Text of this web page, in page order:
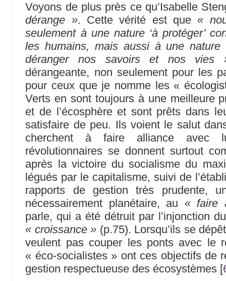
Voyons de plus près ce qu’Isabelle
dérange ». Cette vérité est que «
seulement à une nature ‘à protéger’
les humains, mais aussi à une
déranger nos savoirs et nos vies
dérangeante, non seulement pour les
pour ceux que je nomme les «
Verts en sont toujours à une meilleure
et de l’écosphère et sont prêts dans
satisfaire de peu. Ils voient le salut
cherchent à faire alliance avec
révolutionnaires se donnent surtout
après la victoire du socialisme du
légués par le capitalisme, suivi de
rapports de gestion très prudente,
nécessairement planétaire, au « faire
parle, qui a été détruit par l’injonction
« croissance » (p.75). Lorsqu’ils se
veulent pas couper les ponts avec le
« éco-socialistes » ont ces objectifs de
gestion respectueuse des écosystèmes [